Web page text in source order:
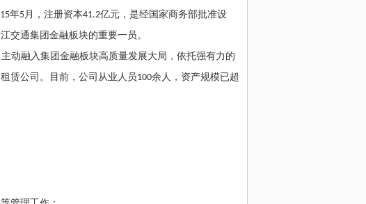
年5月，注册资本41.2亿元，是经国家商务部批准设
交通集团金融板块的重要一员。
动融入集团金融板块高质量发展大局，依托强有力的
赁公司。目前，公司从业人员100余人，资产规模已超